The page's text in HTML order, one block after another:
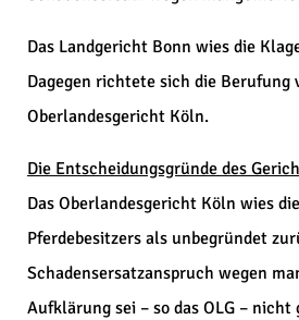
Das Landgericht Bonn wies die
Dagegen richtete sich die Berufung
Oberlandesgericht Köln.
Die Entscheidungsgründe des
Das Oberlandesgericht Köln wies
Pferdebesitzers als unbegründet
Schadensersatzanspruch wegen
Aufklärung sei – so das OLG – nicht